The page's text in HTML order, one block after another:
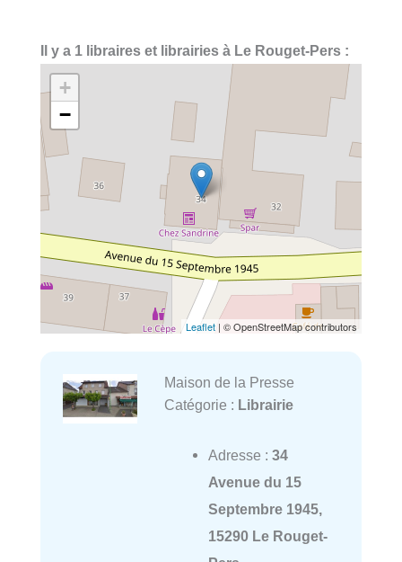
Il y a 1 libraires et librairies à Le Rouget-Pers :
+
−
Leaflet | © OpenStreetMap contributors
Maison de la Presse
Catégorie : Librairie
Adresse : 34
Avenue du 15
Septembre 1945,
15290 Le Rouget-